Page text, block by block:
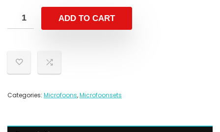
ADD TO CART
Categories: Microfoons,Microfoonsets